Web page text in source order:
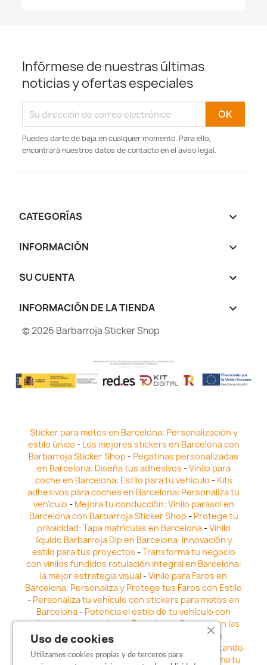
Infórmese de nuestras últimas
noticias y ofertas especiales
Puedes darte de baja en cualquier momento. Para ello,
encontrará nuestros datos de contacto en el aviso legal.
CATEGORÍAS 
INFORMACIÓN 
SU CUENTA 
INFORMACIÓN DE LA TIENDA keyboard_arrow_down
© 2026 Barbarroja Sticker Shop
Sticker para motos en Barcelona: Personalización y
estilo único - Los mejores stickers en Barcelona con
Barbarroja Sticker Shop- Pegatinas personalizadas
en Barcelona: Diseña tus adhesivos -Vinilo para
coche en Barcelona: Estilo para tu vehículo - Kits
adhesivos para coches en Barcelona: Personaliza tu
vehículo - Mejora tu conducción: Vinilo parasol en
Barcelona con Barbarroja Sticker Shop- Protege tu
privacidad: Tapa matrículas en Barcelona-Vinilo
líquido Barbarroja Dip en Barcelona: Innovación y
estilo para tus proyectos -Transforma tu negocio
con vinilos fundidos rotulación integral en Barcelona:
la mejor estrategia visual -Vinilo para Faros en
Barcelona: Personaliza y Protege tus Faros con Estilo
- Personaliza tu vehículo con stickers para motos en
Barcelona- Potencia el estilo de tu vehículo con
adhesivos para coche en Barcelona-Destaca en las
calles: Los Mejores stickers para coches en
Vinilo para faros en Barcelona: Resaltando
la Estética y Seguridad del Automóvil- Transforma tu
Uso de cookies
Utilizamos cookies propias y de terceros para